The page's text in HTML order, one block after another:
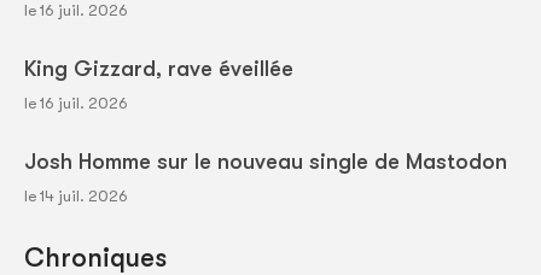
le 16 juil. 2026
King Gizzard, rave éveillée
le 16 juil. 2026
Josh Homme sur le nouveau single de Mastodon
le 14 juil. 2026
Chroniques